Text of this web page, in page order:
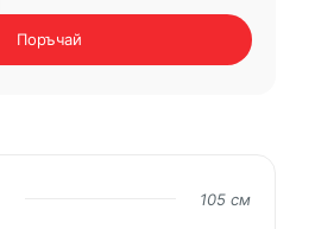
Поръчай
105 см